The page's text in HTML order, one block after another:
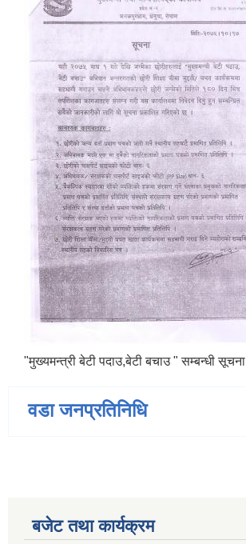
"मुख्यमन्त्री बेटी पदाउ,बेटी बचाउ " सम्बन्धी सूचना
वडा जनप्रतिनिधि
बजेट तथा कार्यक्रम